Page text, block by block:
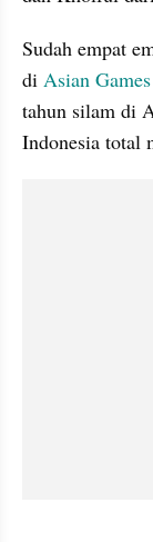
Sudah empat
di Asian Games
tahun silam di
Indonesia total